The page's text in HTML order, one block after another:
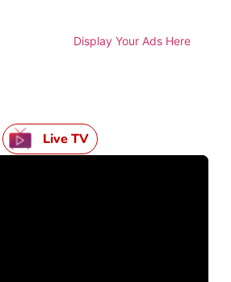
Display Your Ads Here
Live TV